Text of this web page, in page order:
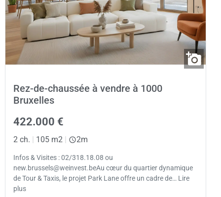
Rez-de-chaussée à vendre à 1000
Bruxelles
422.000 €
2 ch. | 105 m2 | 2m
Infos & Visites : 02/318.18.08 ou
new.brussels@weinvest.beAu cœur du quartier dynamique
de Tour & Taxis, le projet Park Lane offre un cadre de… Lire
plus